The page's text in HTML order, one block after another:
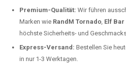
Premium-Qualität: Wir führen
Marken wie RandM Tornado, Elf Bar
höchste Sicherheits- und
Express-Versand: Bestellen Sie
in nur 1-3 Werktagen.